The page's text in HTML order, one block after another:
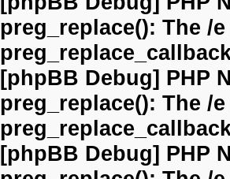
preg_replace(): The /
[phpBB Debug] PHP
preg_replace(): The /
[phpBB Debug] PHP